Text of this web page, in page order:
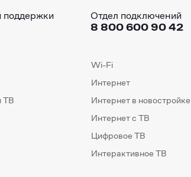
поддержки Отдел подключений
8 800 600 90 42
ТВ
Wi-Fi
Интернет
Интернет в новостройке
Интернет с ТВ
Цифровое ТВ
Интерактивное ТВ